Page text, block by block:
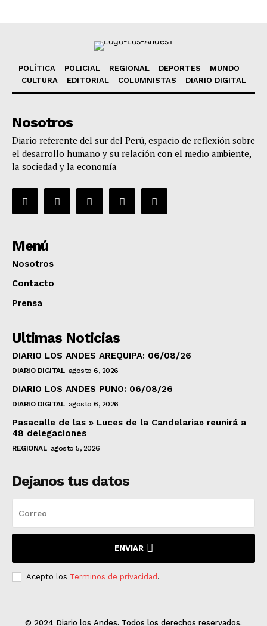
POLÍTICA POLICIAL REGIONAL DEPORTES
MUNDO
CULTURA
EDITORIAL COLUMNISTAS DIARIO DIGITAL
Nosotros
Diario referente del sur del Perú, espacio de reflexión sobre
el desarrollo humano y su relación con el medio ambiente,
la sociedad y la economía
Menú
Nosotros
Contacto
Prensa
Ultimas Noticias
DIARIO LOS ANDES AREQUIPA: 06/08/26
DIARIO DIGITAL agosto 6, 2026
DIARIO LOS ANDES PUNO: 06/08/26
DIARIO DIGITAL agosto 6, 2026
Pasacalle de las » Luces de la Candelaria» reunirá a
48 delegaciones
REGIONAL agosto 5, 2026
Dejanos tus datos
ENVIAR
Acepto los Terminos de privacidad.
© 2024 Diario los Andes. Todos los derechos reservados.